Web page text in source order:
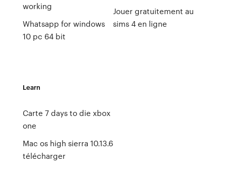
working
Whatsapp for windows
10 pc 64 bit
Jouer gratuitement au
sims 4 en ligne
Learn
Carte 7 days to die xbox
one
Mac os high sierra 10.13.6
télécharger